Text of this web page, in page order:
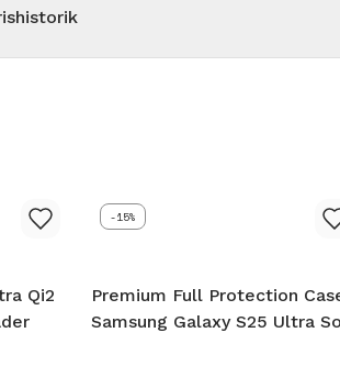
Qi2
-15%
Premium Full Protection
Samsung Galaxy S25 Ultra